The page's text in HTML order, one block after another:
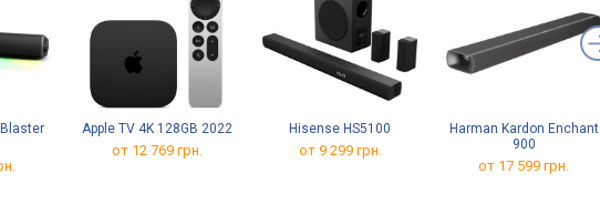
Apple TV 4K 128GB 2022
от 12 769 грн.
Hisense HS5100
от 9 299 грн.
Harman Kardon Enchant
900
от 17 599 грн.